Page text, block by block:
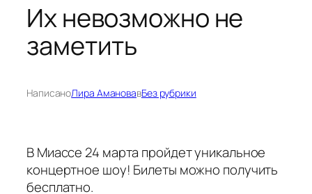
Их невозможно не
заметить
НаписаноЛира АмановавБез рубрики
В Миассе 24 марта пройдет уникальное
концертное шоу! Билеты можно получить
бесплатно.